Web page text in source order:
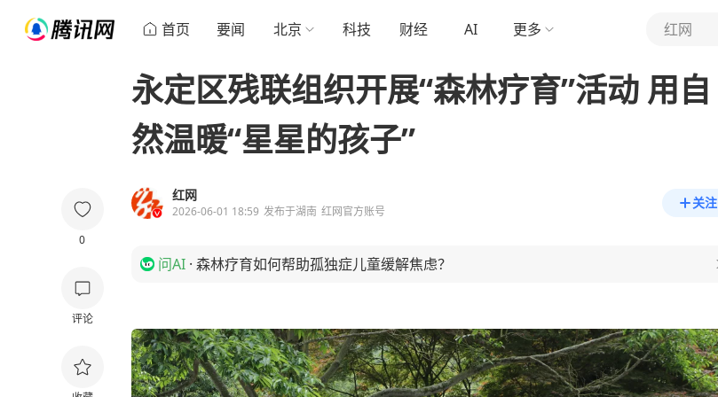
首页 要闻 北京 科技 财经 AI 更多 红网
0
评论
永定区残联组织开展“森林疗育”活动 用自
然温暖“星星的孩子”
红网
2026-06-01 18:59 发布于湖南 红网官方账号
关注
问AI · 森林疗育如何帮助孤独症儿童缓解焦虑？